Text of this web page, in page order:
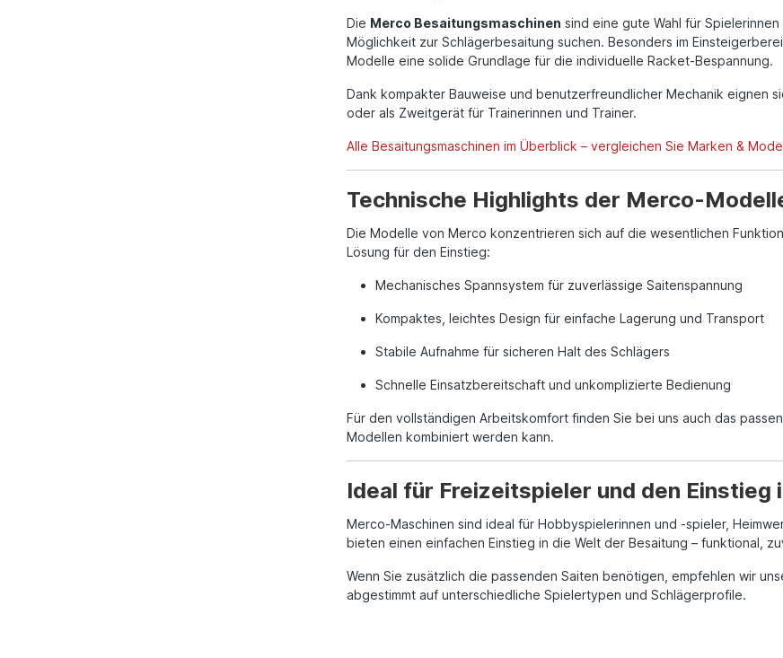
Die Merco Besaitungsmaschinen sind eine gute Wahl für
Möglichkeit zur Schlägerbesaitung suchen. Besonders im
Modelle eine solide Grundlage für die individuelle Racket-Bespannung.
Dank kompakter Bauweise und benutzerfreundlicher Mechanik eignen
oder als Zweitgerät für Trainerinnen und Trainer.
Alle Besaitungsmaschinen im Überblick – vergleichen Sie Marken &
Technische Highlights der Merco-
Die Modelle von Merco konzentrieren sich auf die wesentlichen
Lösung für den Einstieg:
Mechanisches Spannsystem für zuverlässige Saitenspannung
Kompaktes, leichtes Design für einfache Lagerung und Transport
Stabile Aufnahme für sicheren Halt des Schlägers
Schnelle Einsatzbereitschaft und unkomplizierte Bedienung
Für den vollständigen Arbeitskomfort finden Sie bei uns auch das
Modellen kombiniert werden kann.
Ideal für Freizeitspieler und den Einstieg
Merco-Maschinen sind ideal für Hobbyspielerinnen und -spieler,
bieten einen einfachen Einstieg in die Welt der Besaitung – funktional,
Wenn Sie zusätzlich die passenden Saiten benötigen, empfehlen wir
abgestimmt auf unterschiedliche Spielertypen und Schlägerprofile.